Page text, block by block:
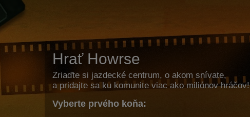
Hrať Howrse
Zriaďte si jazdecké centrum, o akom snívate,
a pridajte sa ku komunite viac ako miliónov hráčov!
Vyberte prvého koňa: